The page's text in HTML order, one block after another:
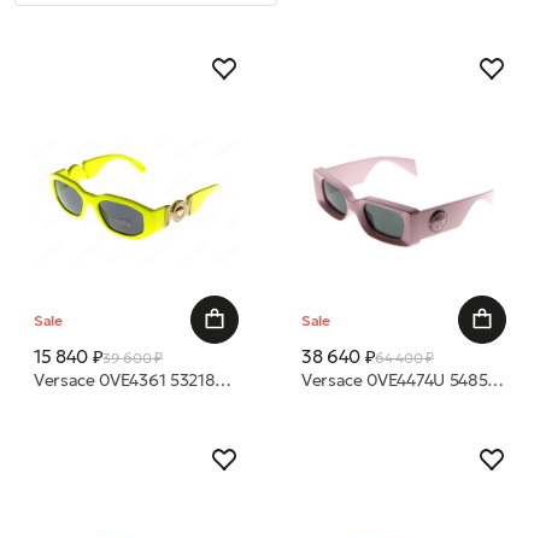
Sale
15 840 ₽39 600 ₽
Versace 0VE4361 532187 Серый 53 18 очки с/з
Sale
38 640 ₽64 400 ₽
Versace 0VE4474U 548587 52 очки с/з